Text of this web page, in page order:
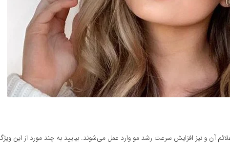
و نیز افزایش سرعت رشد مو وارد عمل می‌شوند. بیایید به چند مورد از این